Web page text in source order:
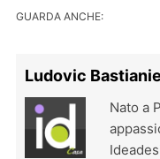
GUARDA ANCHE:
Ludovic
Nato a